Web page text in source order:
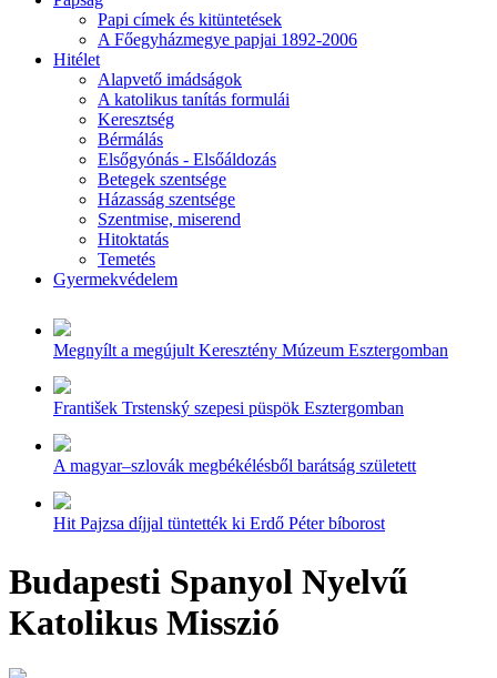
Papi címek és kitüntetések
A Főegyházmegye papjai 1892-2006
Hitélet
Alapvető imádságok
A katolikus tanítás formulái
Keresztség
Bérmálás
Elsőgyónás - Elsőáldozás
Betegek szentsége
Házasság szentsége
Szentmise, miserend
Hitoktatás
Temetés
Gyermekvédelem
Megnyílt a megújult Keresztény Múzeum Esztergomban
František Trstenský szepesi püspök Esztergomban
A magyar–szlovák megbékélésből barátság született
Hit Pajzsa díjjal tüntették ki Erdő Péter bíborost
Budapesti Spanyol Nyelvű
Katolikus Misszió